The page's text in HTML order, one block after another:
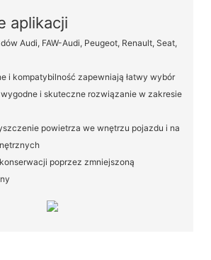
aplikacji
Audi, FAW-Audi, Peugeot, Renault, Seat,
i kompatybilność zapewniają łatwy wybór
i skuteczne rozwiązanie w zakresie
powietrza we wnętrzu pojazdu i na
poprzez zmniejszoną